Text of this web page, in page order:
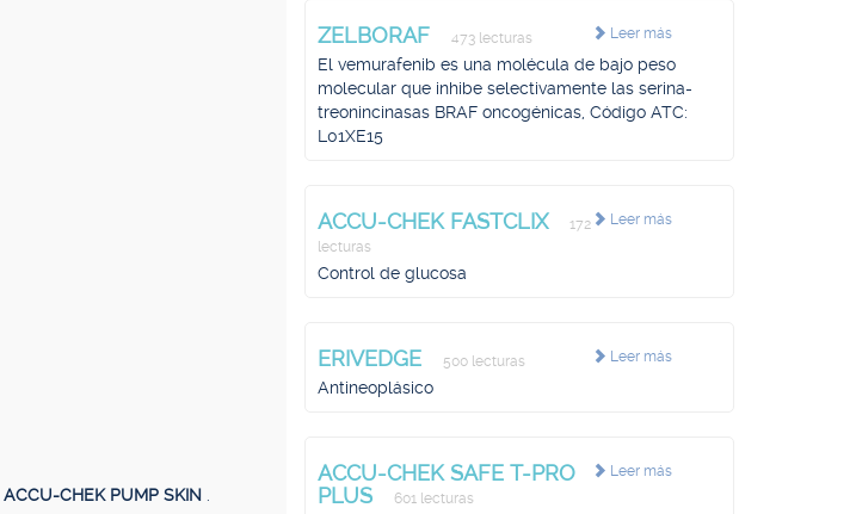
ACCU-CHEK PUMP SKIN
Leer más
ZELBORAF 473 lecturas
El vemurafenib es una molécula de bajo peso
molecular que inhibe selectivamente las serina-
treonincinasas BRAF oncogénicas, Código ATC:
L01XE15
Leer más
ACCU-CHEK FASTCLIX
172
lecturas
Control de glucosa
Leer más
ERIVEDGE 500 lecturas
Antineoplásico
Leer más
ACCU-CHEK SAFE T-PRO
PLUS
601 lecturas